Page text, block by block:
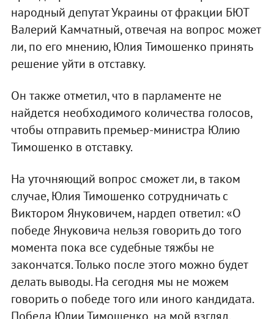
народный депутат Украины от фракции БЮТ
Валерий Камчатный, отвечая на вопрос может
ли, по его мнению, Юлия Тимошенко принять
решение уйти в отставку.
Он также отметил, что в парламенте не
найдется необходимого количества голосов,
чтобы отправить премьер-министра Юлию
Тимошенко в отставку.
На уточняющий вопрос сможет ли, в таком
случае, Юлия Тимошенко сотрудничать с
Виктором Януковичем, нардеп ответил: «О
победе Януковича нельзя говорить до того
момента пока все судебные тяжбы не
закончатся. Только после этого можно будет
делать выводы. На сегодня мы не можем
говорить о победе того или иного кандидата.
Победа Юлии Тимошенко, на мой взгляд,